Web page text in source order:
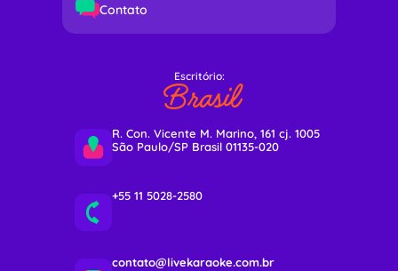
Contato
Escritório:
Brasil
R. Con. Vicente M. Marino, 161 cj. 1005
São Paulo/SP Brasil 01135-020
+55 11 5028-2580
contato@livekaraoke.com.br